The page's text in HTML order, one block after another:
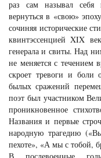
раз сам называл себя
вернуться в «свою»
сочиняя исторические
квинтэссенцией XIX
генерала и свиты. Над
не меняется с течением
скроет тревоги и боли
былых сражений
поэт был участником
проникновенное
Названия и первые
народную трагедию
пехоте», «А мы с тобой,